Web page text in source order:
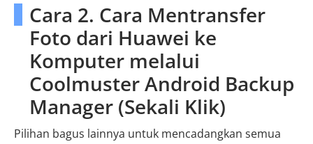
Cara 2. Cara Mentransfer
Foto dari Huawei ke
Komputer melalui
Coolmuster Android Backup
Manager (Sekali Klik)
Pilihan bagus lainnya untuk mencadangkan semua